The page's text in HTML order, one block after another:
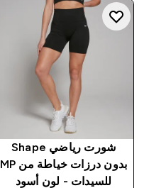
شورت رياضي Shape
بدون درزات خياطة من MP
للسيدات - لون أسود